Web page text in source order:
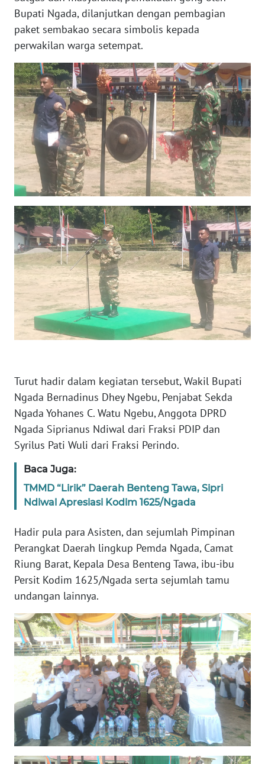
Bupati Ngada, dilanjutkan dengan pembagian
paket sembakao secara simbolis kepada
perwakilan warga setempat.
Turut hadir dalam kegiatan tersebut, Wakil Bupati
Ngada Bernadinus Dhey Ngebu, Penjabat Sekda
Ngada Yohanes C. Watu Ngebu, Anggota DPRD
Ngada Siprianus Ndiwal dari Fraksi PDIP dan
Syrilus Pati Wuli dari Fraksi Perindo.
Baca Juga:
TMMD “Lirik” Daerah Benteng Tawa, Sipri
Ndiwal Apresiasi Kodim 1625/Ngada
Hadir pula para Asisten, dan sejumlah Pimpinan
Perangkat Daerah lingkup Pemda Ngada, Camat
Riung Barat, Kepala Desa Benteng Tawa, ibu-ibu
Persit Kodim 1625/Ngada serta sejumlah tamu
undangan lainnya.
WN
NTT
WN
KEPRI
WN
PAPUA
WN
PAPUA
BARAT
WN
RIAU
WN
SERAMBI
WN
JAMBI
WN
NTB
SULTENG
WN
SULBAR
WN
BABEL
WN
SUMBAR
WN
SUMSEL
WN
BENGKULU
WN
LAMPUNG
WN
JATENG